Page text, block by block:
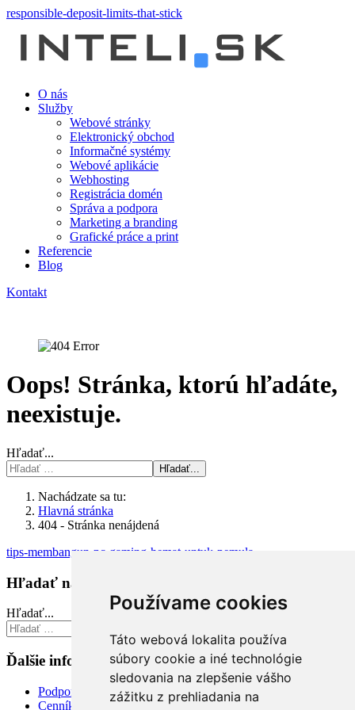
Používame cookies
Táto webová lokalita používa
súbory cookie a iné technológie
sledovania na zlepšenie vášho
zážitku z prehliadania na
responsible-deposit-limits-that-stick
O nás
Služby
Webové stránky
Elektronický obchod
Informačné systémy
Webové aplikácie
Webhosting
Registrácia domén
Správa a podpora
Marketing a branding
Grafické práce a print
Referencie
Blog
Kontakt
Oops! Stránka, ktorú hľadáte,
neexistuje.
Hľadať...
Hľadať...
Nachádzate sa tu:
Hlavná stránka
404 - Stránka nenájdená
tips-membangun-pc-gaming-hemat-untuk-pemula
Hľadať na stránke
Hľadať...
Ďalšie informácie
Podpora
Cenník